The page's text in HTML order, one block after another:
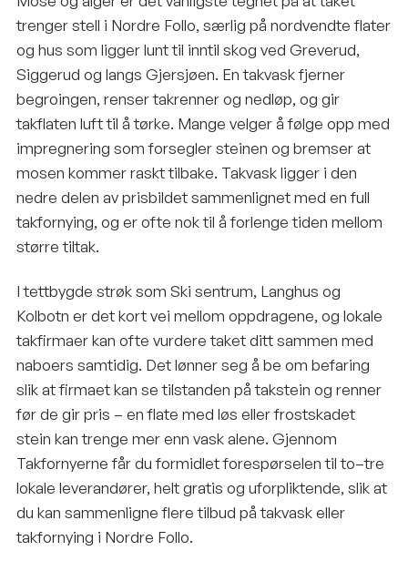
trenger stell i Nordre Follo, særlig på nordvendte flater
og hus som ligger lunt til inntil skog ved Greverud,
Siggerud og langs Gjersjøen. En takvask fjerner
begroingen, renser takrenner og nedløp, og gir
takflaten luft til å tørke. Mange velger å følge opp med
impregnering som forsegler steinen og bremser at
mosen kommer raskt tilbake. Takvask ligger i den
nedre delen av prisbildet sammenlignet med en full
takfornying, og er ofte nok til å forlenge tiden mellom
større tiltak.
I tettbygde strøk som Ski sentrum, Langhus og
Kolbotn er det kort vei mellom oppdragene, og lokale
takfirmaer kan ofte vurdere taket ditt sammen med
naboers samtidig. Det lønner seg å be om befaring
slik at firmaet kan se tilstanden på takstein og renner
før de gir pris – en flate med løs eller frostskadet
stein kan trenge mer enn vask alene. Gjennom
Takfornyerne får du formidlet forespørselen til to–tre
lokale leverandører, helt gratis og uforpliktende, slik at
du kan sammenligne flere tilbud på takvask eller
takfornying i Nordre Follo.